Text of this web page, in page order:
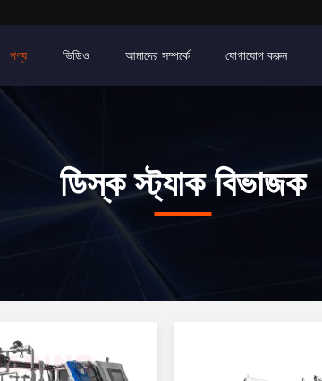
পণ্য ভিডিও আমাদের সম্পর্কে যোগাযোগ করুন
ডিস্ক স্ট্যাক বিভাজক